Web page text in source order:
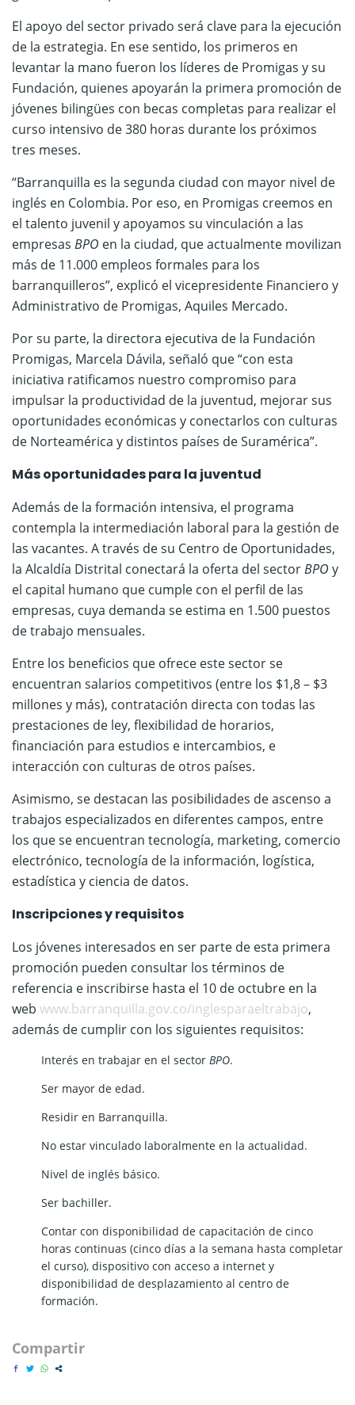
El apoyo del sector privado será clave para la ejecución
de la estrategia. En ese sentido, los primeros en
levantar la mano fueron los líderes de Promigas y su
Fundación, quienes apoyarán la primera promoción de
jóvenes bilingües con becas completas para realizar el
curso intensivo de 380 horas durante los próximos
tres meses.
“Barranquilla es la segunda ciudad con mayor nivel de
inglés en Colombia. Por eso, en Promigas creemos en
el talento juvenil y apoyamos su vinculación a las
empresas BPO en la ciudad, que actualmente movilizan
más de 11.000 empleos formales para los
barranquilleros”, explicó el vicepresidente Financiero y
Administrativo de Promigas, Aquiles Mercado.
Por su parte, la directora ejecutiva de la Fundación
Promigas, Marcela Dávila, señaló que “con esta
iniciativa ratificamos nuestro compromiso para
impulsar la productividad de la juventud, mejorar sus
oportunidades económicas y conectarlos con culturas
de Norteamérica y distintos países de Suramérica”.
Más oportunidades para la juventud
Además de la formación intensiva, el programa
contempla la intermediación laboral para la gestión de
las vacantes. A través de su Centro de Oportunidades,
la Alcaldía Distrital conectará la oferta del sectorBPO y
el capital humano que cumple con el perfil de las
empresas, cuya demanda se estima en 1.500 puestos
de trabajo mensuales.
Entre los beneficios que ofrece este sector se
encuentran salarios competitivos (entre los $1,8 – $3
millones y más), contratación directa con todas las
prestaciones de ley, flexibilidad de horarios,
financiación para estudios e intercambios, e
interacción con culturas de otros países.
Asimismo, se destacan las posibilidades de ascenso a
trabajos especializados en diferentes campos, entre
los que se encuentran tecnología, marketing, comercio
electrónico, tecnología de la información, logística,
estadística y ciencia de datos.
Inscripciones y requisitos
Los jóvenes interesados en ser parte de esta primera
promoción pueden consultar los términos de
referencia e inscribirse hasta el 10 de octubre en la
web www.barranquilla.gov.co/inglesparaeltrabajo,
además de cumplir con los siguientes requisitos:
Interés en trabajar en el sector BPO.
Ser mayor de edad.
Residir en Barranquilla.
No estar vinculado laboralmente en la actualidad.
Nivel de inglés básico.
Ser bachiller.
Contar con disponibilidad de capacitación de cinco
horas continuas (cinco días a la semana hasta completar
el curso), dispositivo con acceso a internet y
disponibilidad de desplazamiento al centro de
formación.
Compartir